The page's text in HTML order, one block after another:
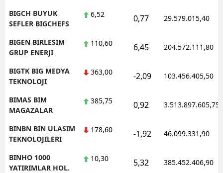
BIGCH BUYUK
SEFLER BIGCHEFS
6,52 0,77 29.579.015,40
BIGEN BIRLESIM
GRUP ENERJI
110,60 6,45 204.572.111,80
BIGTK BIG MEDYA
TEKNOLOJI
363,00 -2,09 103.456.405,50
BIMAS BIM
MAGAZALAR
385,75 0,92 3.513.897.605,75
BINBN BIN ULASIM
TEKNOLOJILERI
178,60 -1,92 46.099.331,90
BINHO 1000
YATIRIMLAR HOL.
10,30 5,32 385.452.406,90